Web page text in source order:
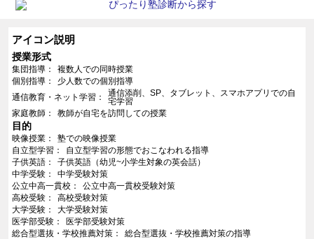
アイコン説明
授業形式
集団指導
複数人での同時授業
個別指導
少人数での個別指導
通信教育・ネット学習
通信添削、SP、タブレット、スマホアプリでの自
宅学習
家庭教師
教師が自宅を訪問しての授業
目的
映像授業
塾での映像授業
自立型学習
自立型学習の形態でおこなわれる指導
子供英語
子供英語（幼児~小学生対象の英会話）
中学受験
中学受験対策
公立中高一貫校
公立中高一貫校受験対策
高校受験
高校受験対策
大学受験
大学受験対策
医学部受験
医学部受験対策
総合型選抜・学校推薦対策
総合型選抜・学校推薦対策の指導